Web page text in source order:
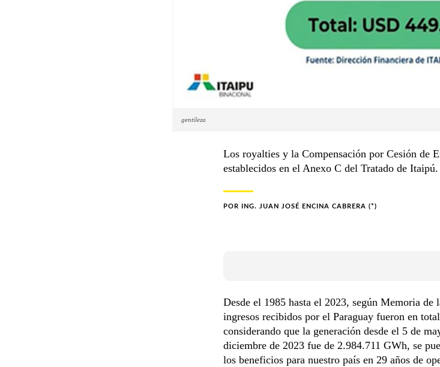
gentileza
Los royalties y la Compensación por Cesión de
establecidos en el Anexo C del Tratado de Itaipú.
POR ING. JUAN JOSÉ ENCINA CABRERA (*)
Desde el 1985 hasta el 2023, según Memoria de
ingresos recibidos por el Paraguay fueron en
considerando que la generación desde el 5 de
diciembre de 2023 fue de 2.984.711 GWh, se
los beneficios para nuestro país en 29 años de